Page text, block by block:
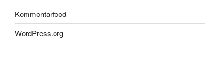
Kommentarfeed
WordPress.org